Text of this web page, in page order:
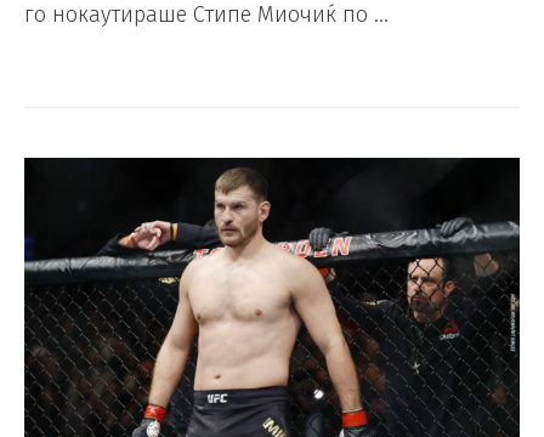
го нокаутираше Стипе Миочиќ по …